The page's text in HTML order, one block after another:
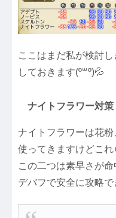
ここはまだ私が検討
しておきます(º꒳​º)💦
ナイトフラワー対策
ナイトフラワーは花
使ってきますけどこ
この二つは素早さが
デバフで安全に攻略で